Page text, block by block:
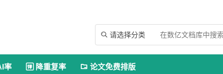
 请选择分类
率  降重复率  论文免费排版